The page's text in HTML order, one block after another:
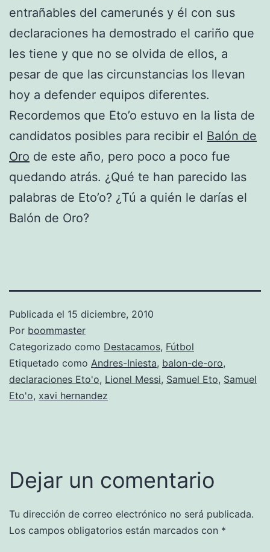
entrañables del camerunés y él con sus
declaraciones ha demostrado el cariño que
les tiene y que no se olvida de ellos, a
pesar de que las circunstancias los llevan
hoy a defender equipos diferentes.
Recordemos que Eto’o estuvo en la lista de
candidatos posibles para recibir el Balón de
Oro de este año, pero poco a poco fue
quedando atrás. ¿Qué te han parecido las
palabras de Eto’o? ¿Tú a quién le darías el
Balón de Oro?
Publicada el 15 diciembre, 2010
Por boommaster
Categorizado como Destacamos, Fútbol
Etiquetado como Andres-Iniesta, balon-de-oro,
declaraciones Eto'o, Lionel Messi, Samuel Eto, Samuel
Eto'o, xavi hernandez
Dejar un comentario
Tu dirección de correo electrónico no será publicada.
Los campos obligatorios están marcados con *